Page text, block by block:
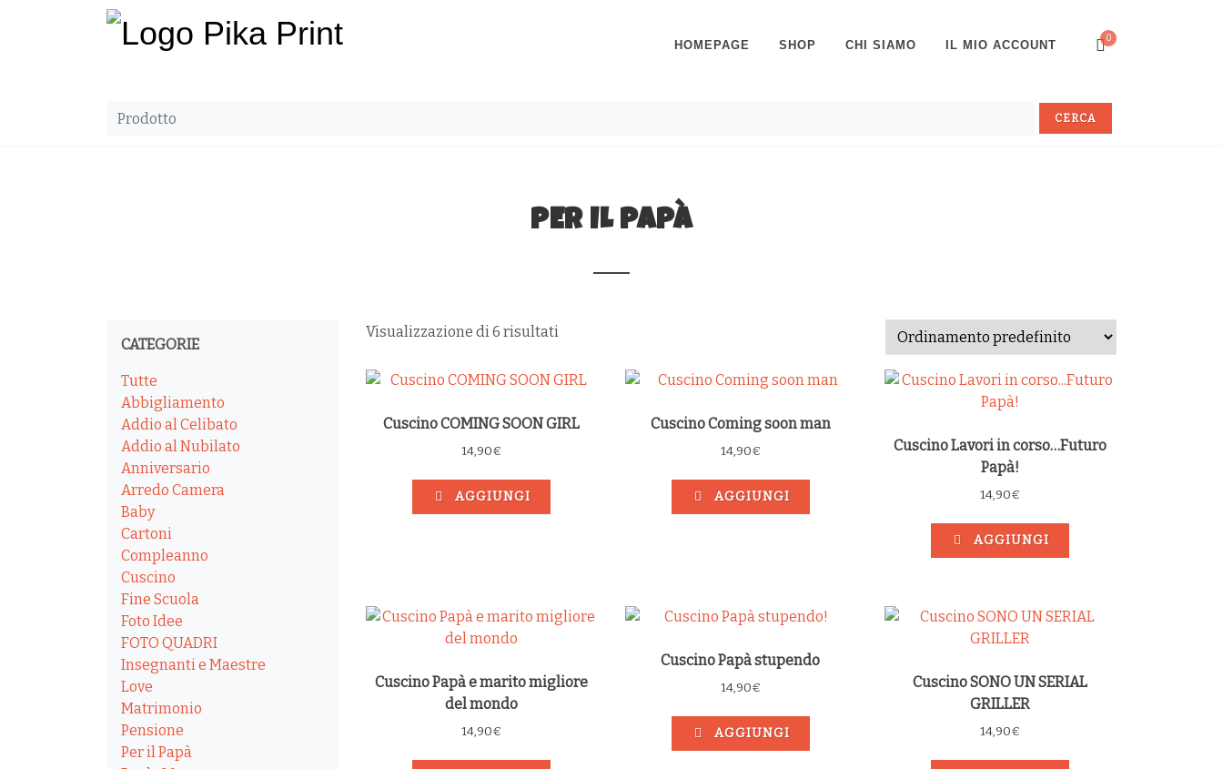
0
HOMEPAGE SHOP CHI SIAMO IL MIO ACCOUNT
PER IL PAPÀ
CATEGORIE
Tutte
Abbigliamento
Addio al Celibato
Addio al Nubilato
Anniversario
Arredo Camera
Baby
Cartoni
Compleanno
Cuscino
Fine Scuola
Foto Idee
FOTO QUADRI
Insegnanti e Maestre
Love
Matrimonio
Pensione
Per il Papà
Visualizzazione di 6 risultati
Cuscino COMING SOON GIRL
14,90€
AGGIUNGI
Cuscino Coming soon man
14,90€
AGGIUNGI
Cuscino Lavori in corso…Futuro
Papà!
14,90€
AGGIUNGI
Cuscino Papà e marito migliore
del mondo
14,90€
Cuscino Papà stupendo
14,90€
AGGIUNGI
Cuscino SONO UN SERIAL
GRILLER
14,90€